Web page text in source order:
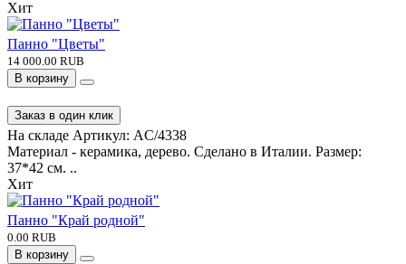
Заказ в один клик
На складе Артикул:
Ручная работа. Материал - глина холодного копчения, дерево,
стекло. ..
Хит
Панно "Цветы"
14 000.00 RUB
В корзину
Заказ в один клик
На складе Артикул:AC/4338
Материал - керамика, дерево. Сделано в Италии. Размер:
37*42 см. ..
Хит